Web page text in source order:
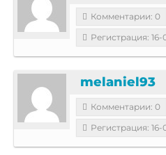
Комментарии: 0
Регистрация: 16-
melaniel93
Комментарии: 0
Регистрация: 16-